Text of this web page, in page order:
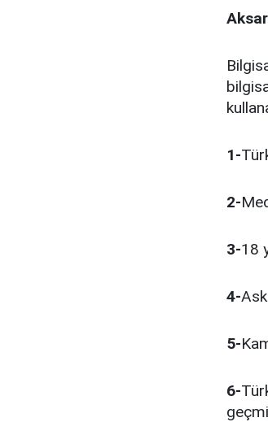
1-
2-
3-18
4-
5-
6-